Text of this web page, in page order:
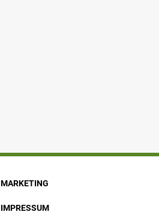
MARKETING
IMPRESSUM